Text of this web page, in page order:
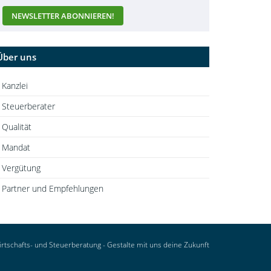
uns
Kanzlei
Steuerberater
Qualität
Mandat
Vergütung
Partner und Empfehlungen
und Steuerberatung - Gestalte mit uns deine Zukunft